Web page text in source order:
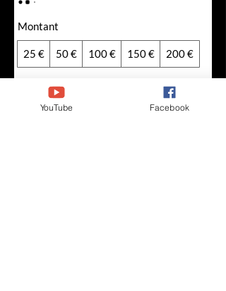
Montant
25 € 50 € 100 € 150 € 200 €
Quantité
YouTube Facebook